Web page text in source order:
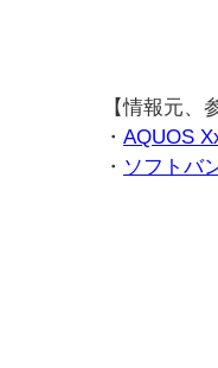
【情報元、
・ AQUOS
・ ソフトバ